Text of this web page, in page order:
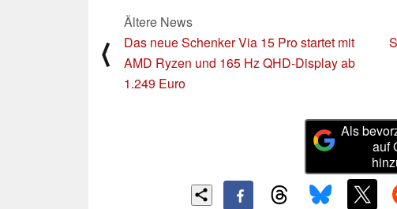
⟨
Ältere News
Das neue Schenker Via 15 Pro startet mit
AMD Ryzen und 165 Hz QHD-Display ab
1.249 Euro
Als
auf